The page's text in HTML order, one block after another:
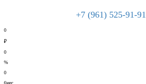
+7 (961) 525-91-91
0
₽
0
%
0
6мес